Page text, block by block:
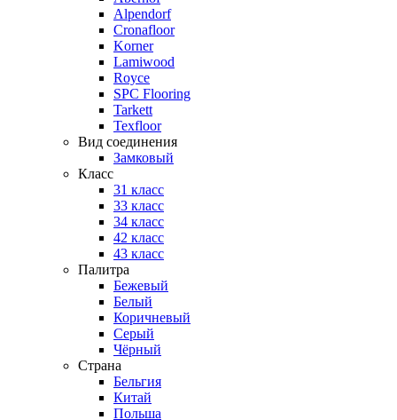
Alpendorf
Cronafloor
Korner
Lamiwood
Royce
SPC Flooring
Tarkett
Texfloor
Вид соединения
Замковый
Класс
31 класс
33 класс
34 класс
42 класс
43 класс
Палитра
Бежевый
Белый
Коричневый
Серый
Чёрный
Страна
Бельгия
Китай
Польша